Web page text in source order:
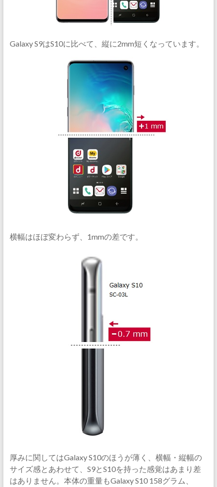
Galaxy S9はS10に比べて、縦に2mm短くなっています。
横幅はほぼ変わらず、1mmの差です。
厚みに関してはGalaxy S10のほうが薄く、横幅・縦幅の
サイズ感とあわせて、S9とS10を持った感覚はあまり差
はありません。本体の重量もGalaxy S10 158グラム、